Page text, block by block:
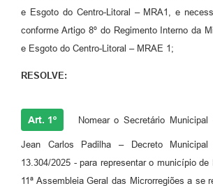
e Esgoto do Centro-Litoral – MRA1, e
conforme Artigo 8º do Regimento Interno da
e Esgoto do Centro-Litoral – MRAE 1;
RESOLVE:
Art. 1º Nomear o Secretário Municipal
Jean Carlos Padilha – Decreto Municipal
13.304/2025 - para representar o município de
11ª Assembleia Geral das Microrregiões a se